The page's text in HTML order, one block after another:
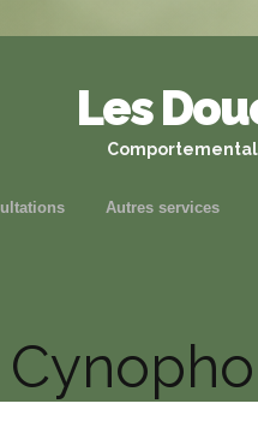
Les
Autres services